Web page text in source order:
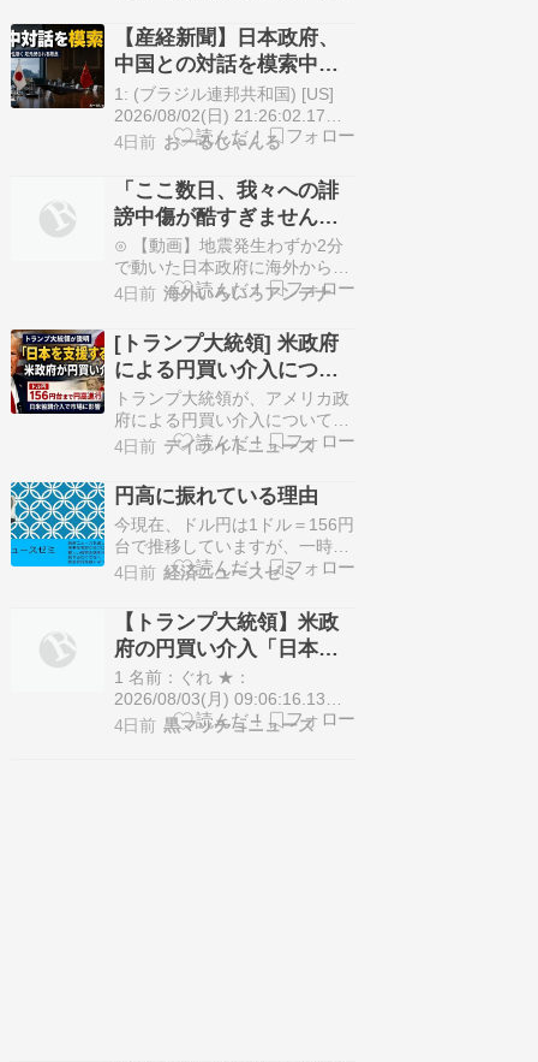
本旅行の需要が急増している
が、熊本の地震や本州各地の猛
暑を受け、旅行を計画していた
人たちは頭を悩ませている」と
報じた…
【産経新聞】日本政府、
中国との対話を模索中も
「中国は応じる可能性が
低く、足元見られる懸念
も」
1: (ブラジル連邦共和国) [US]
2026/08/02(日) 21:26:02.17
ID:●日本政府は中国との対話を
7月23日、訪問先のフィリピン
で中国の王毅外相と短時間接触
したと明らかにした。対日圧力
の強化を防ぐため意思疎通を重
視しているため…
4日前 おーるじゃんる
「ここ数日、我々への誹
謗中傷が酷すぎません
か」と某野党議員が憤懣
やる方ない様子、我々に
罵詈雑言をぶつけても日
ぞ
⊙ 【動画】地震発生わずか2分
で動いた日本政府に海外から称
賛の声が殺到ひえたコッペパン
カー抽選、日本と中国
は・・・」 中国人「残念だ」
「AFCは半生のキノコでも食っ
たのか？」じゃぽにか反応帳⊙
中国人「中国名物の観光地アイ
スが日本で話題になってる模
4日前 海外いろいろアンテナ
[トランプ大統領] 米政府
による円買い介入につい
て"日本を支援するた
め"と説明！
トランプ大統領が、アメリカ政
府による円買い介入について
「日本を支援するため」と説明
す。 日本政府・日銀とアメリカ
が協調して円買い介入を実施し
たとみられ、為替市場では円高
が進みました。 今回はニュース
の内容と市場への影響、ネット
4日前 デイライトニュース
円高に振れている理由
今現在、ドル円は1ドル＝156円
台で推移していますが、一時
155円台前半に突入したと報じ
入の効果がいつまで続くかはな
はだ疑問ですが、それにして
も、一時的にであるにせよ、こ
れだけの円高ドル安を実現させ
たのはどうしてなのかと疑問に
思っている人も多いと思…
4日前 経済ニュースゼミ
【トランプ大統領】米政
府の円買い介入「日本は
円安に苦しみ助けを求め
ていた」
1 名前：ぐれ ★：
2026/08/03(月) 09:06:16.13
ID:carKDJtr9.net 8/3(月) 7:40配
4日前 黒マッチョニュース